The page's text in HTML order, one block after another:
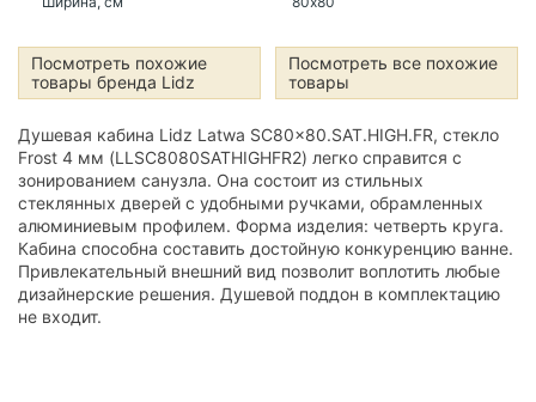
Посмотреть похожие
товары бренда Lidz
Посмотреть все похожие
товары
Душевая кабина Lidz Latwa SC80x80.SAT.HIGH.FR, стекло
Frost 4 мм (LLSC8080SATHIGHFR2) легко справится с
зонированием санузла. Она состоит из стильных
стеклянных дверей с удобными ручками, обрамленных
алюминиевым профилем. Форма изделия: четверть круга.
Кабина способна составить достойную конкуренцию ванне.
Привлекательный внешний вид позволит воплотить любые
дизайнерские решения. Душевой поддон в комплектацию
не входит.